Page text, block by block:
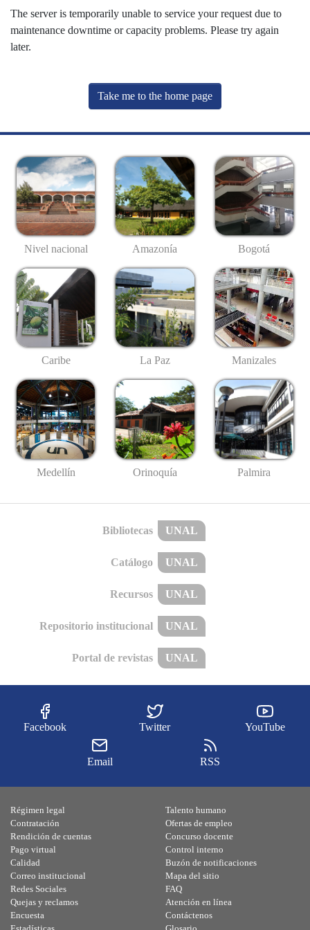
The server is temporarily unable to service your request due to
maintenance downtime or capacity problems. Please try again
later.
Take me to the home page
Nivel nacional Amazonía Bogotá
Caribe La Paz Manizales
Medellín Orinoquía Palmira
Bibliotecas UNAL
Catálogo UNAL
Recursos UNAL
Repositorio institucional UNAL
Portal de revistas UNAL
Facebook Twitter YouTube
Email RSS
Régimen legal
Contratación
Rendición de cuentas
Pago virtual
Calidad
Talento humano
Ofertas de empleo
Concurso docente
Control interno
Buzón de notificaciones
Correo institucional
Redes Sociales
Quejas y reclamos
Encuesta
Mapa del sitio
FAQ
Atención en línea
Contáctenos